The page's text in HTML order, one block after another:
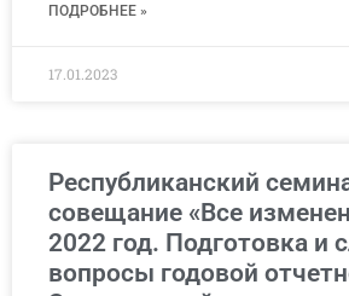
ПОДРОБНЕЕ »
17.01.2023
Республиканский
совещание «Все
2022 год. Подготовка и
вопросы годовой